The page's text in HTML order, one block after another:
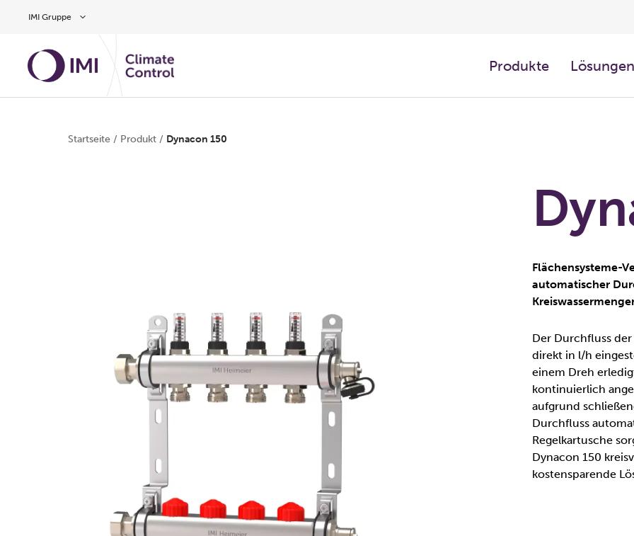
IMI Gruppe
Produkte Lösungen
Startseite / Produkt / Dynacon 150
Flächensysteme-
automatischer
Der Durchfluss
direkt in l/h
einem Dreh
kontinuierlich
aufgrund
Durchfluss
Regelkartusche
Dynacon 150
kostensparende